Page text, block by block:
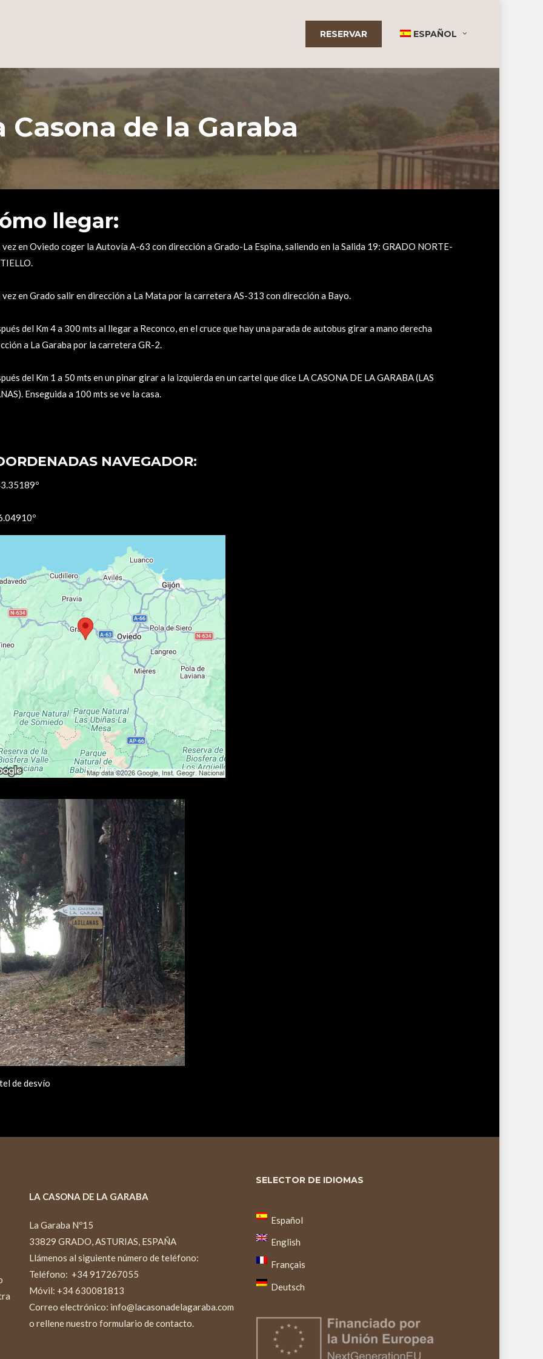
RESERVAR ESPAÑOL
Casona de la Garaba
llegar:
vez en Oviedo coger la Autovía A-63 con dirección a Grado-La Espina, saliendo en la Salida 19: GRADO NORTE-
vez en Grado salir en dirección a La Mata por la carretera AS-313 con dirección a Bayo.
del Km 4 a 300 mts al llegar a Reconco, en el cruce que hay una parada de autobus girar a mano derecha
a La Garaba por la carretera GR-2.
del Km 1 a 50 mts en un pinar girar a la izquierda en un cartel que dice LA CASONA DE LA GARABA (LAS
Enseguida a 100 mts se ve la casa.
NAVEGADOR:
de desvío
LA CASONA DE LA GARABA
La Garaba Nº15
33829 GRADO, ASTURIAS, ESPAÑA
Llámenos al siguiente número de teléfono:
Teléfono: +34 917267055
Móvil: +34 630081813
Correo electrónico: info@lacasonadelagaraba.com
o rellene nuestro formulario de contacto.
SELECTOR DE IDIOMAS
Español
English
Français
Deutsch